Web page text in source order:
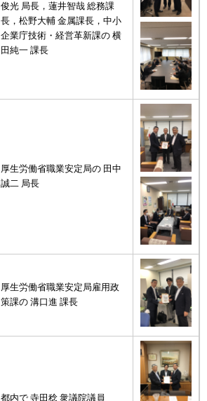
俊光 局長，蓮井智哉 総務課
長，松野大輔 金属課長，中小
企業庁技術・経営革新課の 横
田純一 課長
厚生労働省職業安定局の 田中
誠二 局長
厚生労働省職業安定局雇用政
策課の 溝口進 課長
都内で 寺田稔 衆議院議員